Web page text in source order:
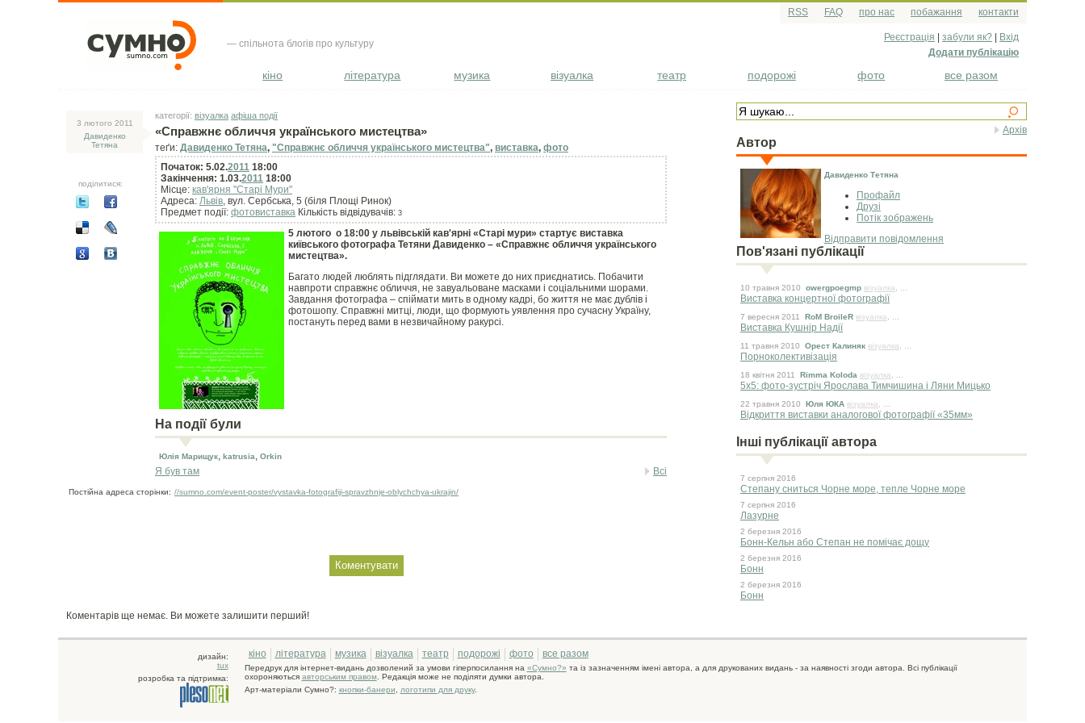
— спільнота блогів про культуру
RSS FAQ про нас побажання контакти
Реєстрація забули як?
Вхід
Додати публікацію
кіно література музика візуалка театр подорожі фото все разом
Архів
Автор
Давиденко Тетяна
Профайл
Друзі
Потік зображень
Відправити повідомлення
Пов'язані публікації
10 травня 2010 owergpoegmp візуалка
Виставка концертної фотографії
7 вересня 2011 RоМ BroileR візуалка
Виставка Кушнір Надії
11 травня 2010 Орест Калиняк візуалка
Порноколективізація
18 квiтня 2011 Rimma Koloda візуалка
5х5: фото-зустріч Ярослава Тимчишина і Ляни Мицько
22 травня 2010 Юля ЮКА візуалка
Відкриття виставки аналогової фотографії «35мм»
Інші публікації автора
7 серпня 2016
Степану сниться Чорне море, тепле Чорне море
7 серпня 2016
Лазурне
2 березня 2016
Бонн-Кельн або Степан не помічає дощу
2 березня 2016
Бонн
2 березня 2016
Бонн
3 лютого 2011
Давиденко
Тетяна
поділитися:
категорії: візуалка афіша події
«Справжнє обличчя українського мистецтва»
теґи: Давиденко Тетяна, "Справжнє обличчя українського мистецтва", виставка, фото
Початок: 5.02.2011 18:00
Закінчення: 1.03.2011 18:00
Місце: кав'ярня "Старі Мури"
Адреса: Львів, вул. Сербська, 5 (біля Площі Ринок)
Предмет події: фотовиставка Кількість відвідувачів: 3
5 лютого о 18:00 у львівській кав'ярні «Старі мури» стартує виставка
київського фотографа Тетяни Давиденко – «Справжнє обличчя українського
мистецтва».
Багато людей люблять підглядати. Ви можете до них приєднатись. Побачити
навпроти справжнє обличчя, не завуальоване масками і соціальними шорами.
Завдання фотографа – спіймати мить в одному кадрі, бо життя не має дублів і
фотошопу. Справжні митці, люди, що формують уявлення про сучасну Україну,
постануть перед вами в незвичайному ракурсі.
На події були
Юлія Марищук, katrusia, Orkin
Всі
Я був там
Постійна адреса сторінки: //sumno.com/event-poster/vystavka-fotografiji-spravzhnje-oblychchya-ukrajin/
Коментарів ще немає. Ви можете залишити перший!
дизайн:
tux
розробка та підтримка:
кіно література музика візуалка театр подорожі фото все разом
Передрук для інтернет-видань дозволений за умови гіперпосилання на «Сумно?» та із зазначенням імені автора, а для друкованих видань - за наявності згоди автора. Всі публікації
охороняються авторським правом. Редакція може не поділяти думки автора.
Арт-матеріали Сумно?: кнопки-банери логотипи для друку.